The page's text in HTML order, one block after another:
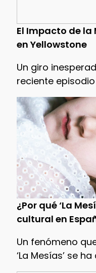
El Impacto de la
en Yellowstone
Un giro
reciente
¿Por qué ‘La
cultural en
Un fenómeno
‘La Mesías’ se